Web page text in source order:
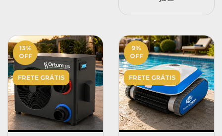
13%
OFF
FRETE GRÁTIS
9%
OFF
FRETE GRÁTIS